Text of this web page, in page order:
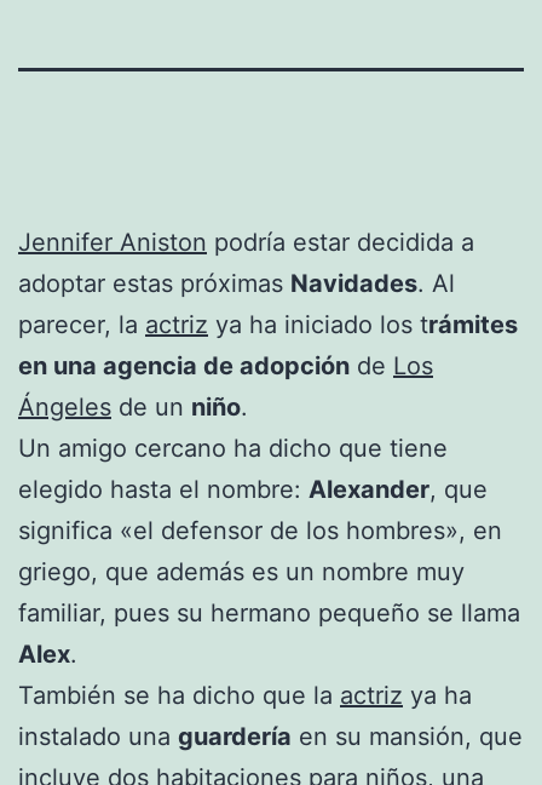
Jennifer Aniston podría estar decidida a
adoptar estas próximas Navidades. Al
parecer, la actriz ya ha iniciado los trámites
en una agencia de adopción de Los
Ángeles de un niño.
Un amigo cercano ha dicho que tiene
elegido hasta el nombre: Alexander, que
significa «el defensor de los hombres», en
griego, que además es un nombre muy
familiar, pues su hermano pequeño se llama
Alex.
También se ha dicho que la actriz ya ha
instalado una guardería en su mansión, que
incluye dos habitaciones para niños, una